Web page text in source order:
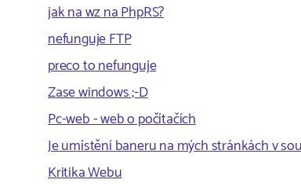
jak na wz na PhpRS?
nefunguje FTP
preco to nefunguje
Zase windows ;-D
Pc-web - web o počítačích
Je umístění baneru na mých stránkách v
Kritika Webu